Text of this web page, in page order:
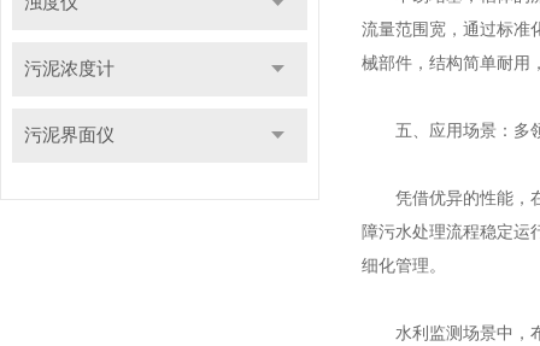
污泥浓度计
污泥界面仪
流量范围宽，通过标准
械部件，结构简单耐用
五、应用场景：多
凭借优异的性能，在
障污水处理流程稳定运
细化管理。
水利监测场景中，布